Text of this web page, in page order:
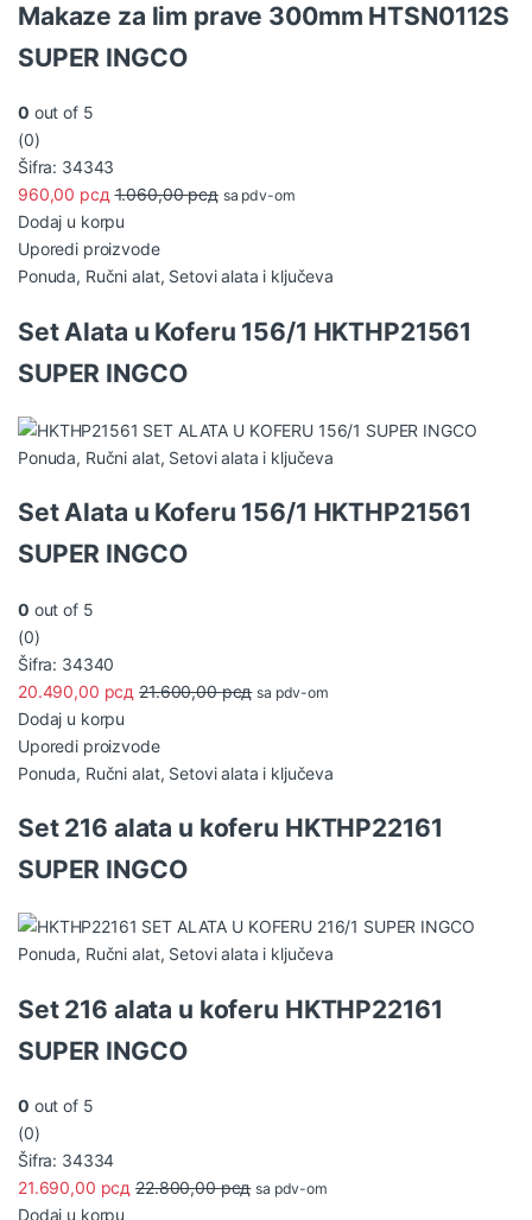
Makaze za lim prave 300mm HTSN0112S
SUPER INGCO
0 out of 5
(0)
Šifra: 34343
960,00 рсд 1.060,00рсд sa pdv-om
Dodaj u korpu
Uporedi proizvode
Ponuda, Ručni alat, Setovi alata i ključeva
Set Alata u Koferu 156/1 HKTHP21561
SUPER INGCO
Ponuda, Ručni alat, Setovi alata i ključeva
Set Alata u Koferu 156/1 HKTHP21561
SUPER INGCO
0 out of 5
(0)
Šifra: 34340
20.490,00 рсд 21.600,00рсд sa pdv-om
Dodaj u korpu
Uporedi proizvode
Ponuda, Ručni alat, Setovi alata i ključeva
Set 216 alata u koferu HKTHP22161
SUPER INGCO
Ponuda, Ručni alat, Setovi alata i ključeva
Set 216 alata u koferu HKTHP22161
SUPER INGCO
0 out of 5
(0)
Šifra: 34334
21.690,00 рсд 22.800,00рсд sa pdv-om
Dodaj u korpu